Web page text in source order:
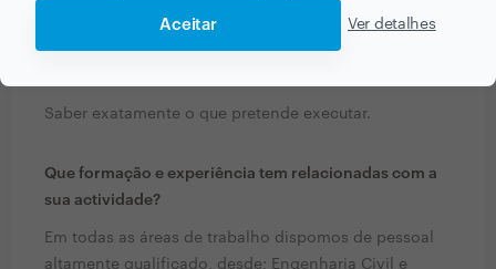
Aceitar Ver detalhes
Em que informações deve um ou uma cliente pensar
acerca do projecto que quer realizar antes de falar
Saber exatamente o que pretende executar.
Que formação e experiência tem relacionadas com a
sua actividade?
Em todas as áreas de trabalho dispomos de pessoal
altamente qualificado, desde; Engenharia Civil e